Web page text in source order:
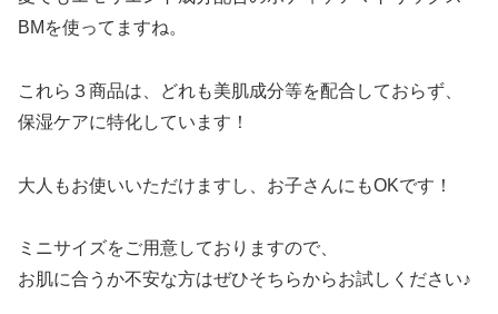
BMを使ってますね。
これら３商品は、どれも美肌成分等を配合しておらず、
保湿ケアに特化しています！
大人もお使いいただけますし、お子さんにもOKです！
ミニサイズをご用意しておりますので、
お肌に合うか不安な方はぜひそちらからお試しください♪